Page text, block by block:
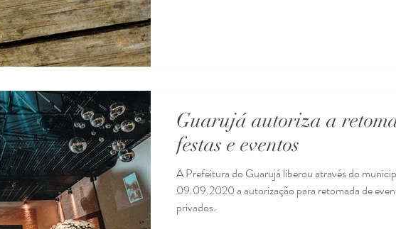
Guarujá autoriza a
festas e eventos
A Prefeitura do Guarujá liberou através do municipal 13.904 no dia
09.09.2020 a autorização para retomada de
privados.